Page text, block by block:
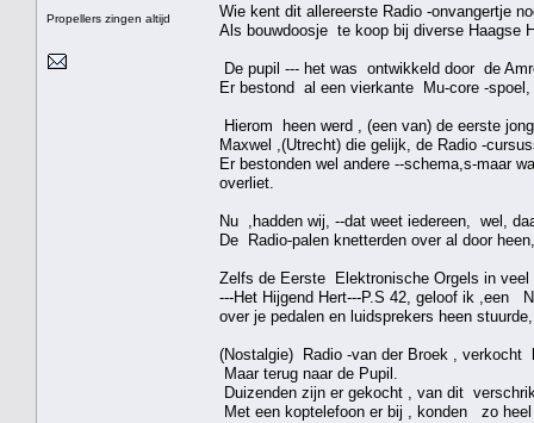
Propellers zingen altijd
Wie kent dit allereerste Radio -onvangertje
Als bouwdoosje te koop bij diverse Haagse
De pupil --- het was ontwikkeld door de
Er bestond al een vierkante Mu-core -
Hierom heen werd , (een van) de eerste
Maxwel ,(Utrecht) die gelijk, de Radio -
Er bestonden wel andere --schema,s-maar
overliet.
Nu ,hadden wij, --dat weet iedereen, wel,
De Radio-palen knetterden over al door heen,
Zelfs de Eerste Elektronische Orgels in
---Het Hijgend Hert---P.S 42, geloof ik ,een
over je pedalen en luidsprekers heen
(Nostalgie) Radio -van der Broek ,
Maar terug naar de Pupil.
Duizenden zijn er gekocht , van dit
Met een koptelefoon er bij , konden zo